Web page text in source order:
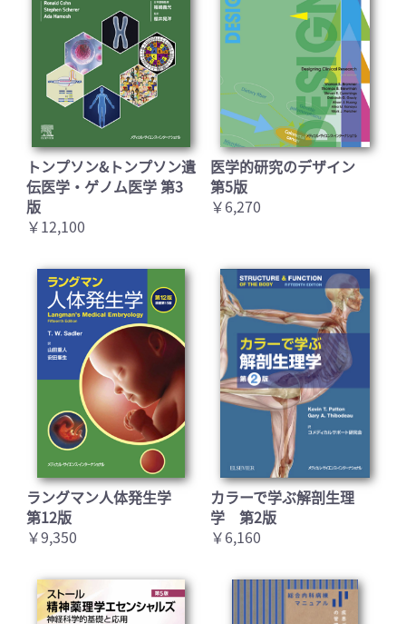
お買い物を続ける カートへ進む
トンプソン&トンプソン遺
伝医学・ゲノム医学 第3
版
￥12,100
医学的研究のデザイン
第5版
￥6,270
ラングマン人体発生学
第12版
￥9,350
カラーで学ぶ解剖生理
学 第2版
￥6,160